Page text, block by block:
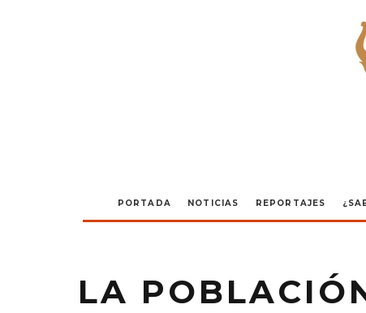
PORTADA NOTICIAS REPORTAJES
LA